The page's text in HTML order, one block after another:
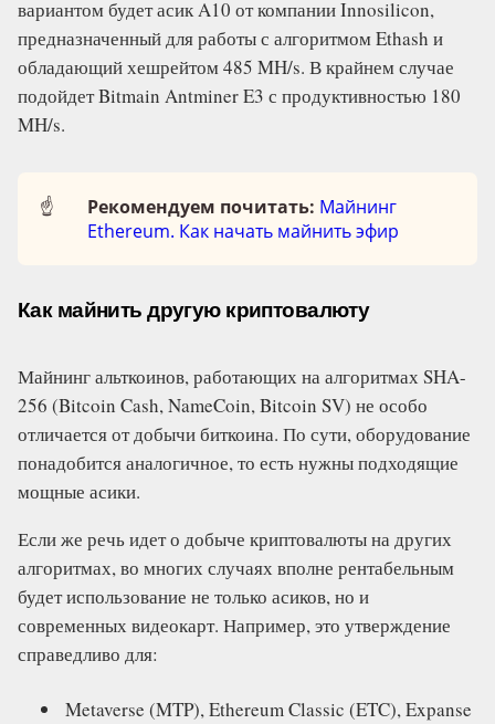
вариантом будет асик A10 от компании Innosilicon,
предназначенный для работы с алгоритмом Ethash и
обладающий хешрейтом 485 MH/s. В крайнем случае
подойдет Bitmain Antminer E3 с продуктивностью 180
MH/s.
☝️ Рекомендуем почитать: Майнинг
Ethereum. Как начать майнить эфир
Как майнить другую криптовалюту
Майнинг альткоинов, работающих на алгоритмах SHA-
256 (Bitcoin Cash, NameCoin, Bitcoin SV) не особо
отличается от добычи биткоина. По сути, оборудование
понадобится аналогичное, то есть нужны подходящие
мощные асики.
Если же речь идет о добыче криптовалюты на других
алгоритмах, во многих случаях вполне рентабельным
будет использование не только асиков, но и
современных видеокарт. Например, это утверждение
справедливо для:
Metaverse (MTP), Ethereum Classic (ETC), Expanse